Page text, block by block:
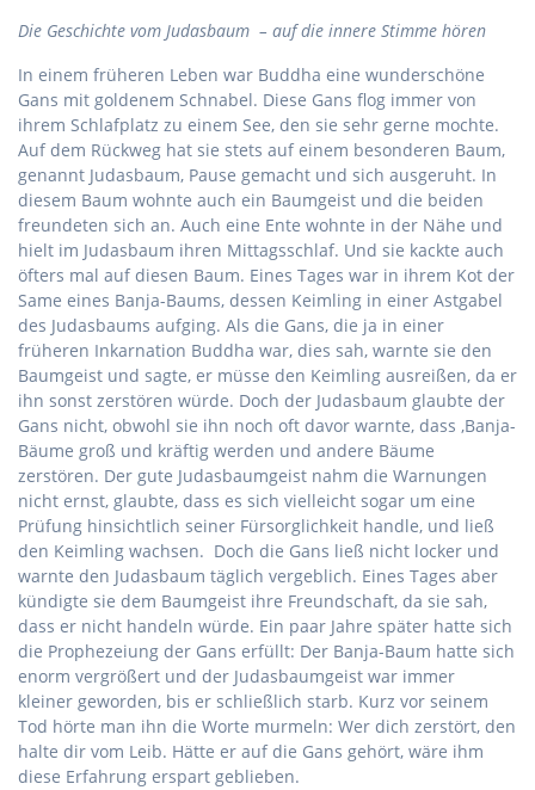
Die Geschichte vom Judasbaum – auf die innere Stimme hören
In einem früheren Leben war Buddha eine wunderschöne
Gans mit goldenem Schnabel. Diese Gans flog immer von
ihrem Schlafplatz zu einem See, den sie sehr gerne mochte.
Auf dem Rückweg hat sie stets auf einem besonderen Baum,
genannt Judasbaum, Pause gemacht und sich ausgeruht. In
diesem Baum wohnte auch ein Baumgeist und die beiden
freundeten sich an. Auch eine Ente wohnte in der Nähe und
hielt im Judasbaum ihren Mittagsschlaf. Und sie kackte auch
öfters mal auf diesen Baum. Eines Tages war in ihrem Kot der
Same eines Banja-Baums, dessen Keimling in einer Astgabel
des Judasbaums aufging. Als die Gans, die ja in einer
früheren Inkarnation Buddha war, dies sah, warnte sie den
Baumgeist und sagte, er müsse den Keimling ausreißen, da er
ihn sonst zerstören würde. Doch der Judasbaum glaubte der
Gans nicht, obwohl sie ihn noch oft davor warnte, dass ‚Banja-
Bäume groß und kräftig werden und andere Bäume
zerstören. Der gute Judasbaumgeist nahm die Warnungen
nicht ernst, glaubte, dass es sich vielleicht sogar um eine
Prüfung hinsichtlich seiner Fürsorglichkeit handle, und ließ
den Keimling wachsen. Doch die Gans ließ nicht locker und
warnte den Judasbaum täglich vergeblich. Eines Tages aber
kündigte sie dem Baumgeist ihre Freundschaft, da sie sah,
dass er nicht handeln würde. Ein paar Jahre später hatte sich
die Prophezeiung der Gans erfüllt: Der Banja-Baum hatte sich
enorm vergrößert und der Judasbaumgeist war immer
kleiner geworden, bis er schließlich starb. Kurz vor seinem
Tod hörte man ihn die Worte murmeln: Wer dich zerstört, den
halte dir vom Leib. Hätte er auf die Gans gehört, wäre ihm
diese Erfahrung erspart geblieben.